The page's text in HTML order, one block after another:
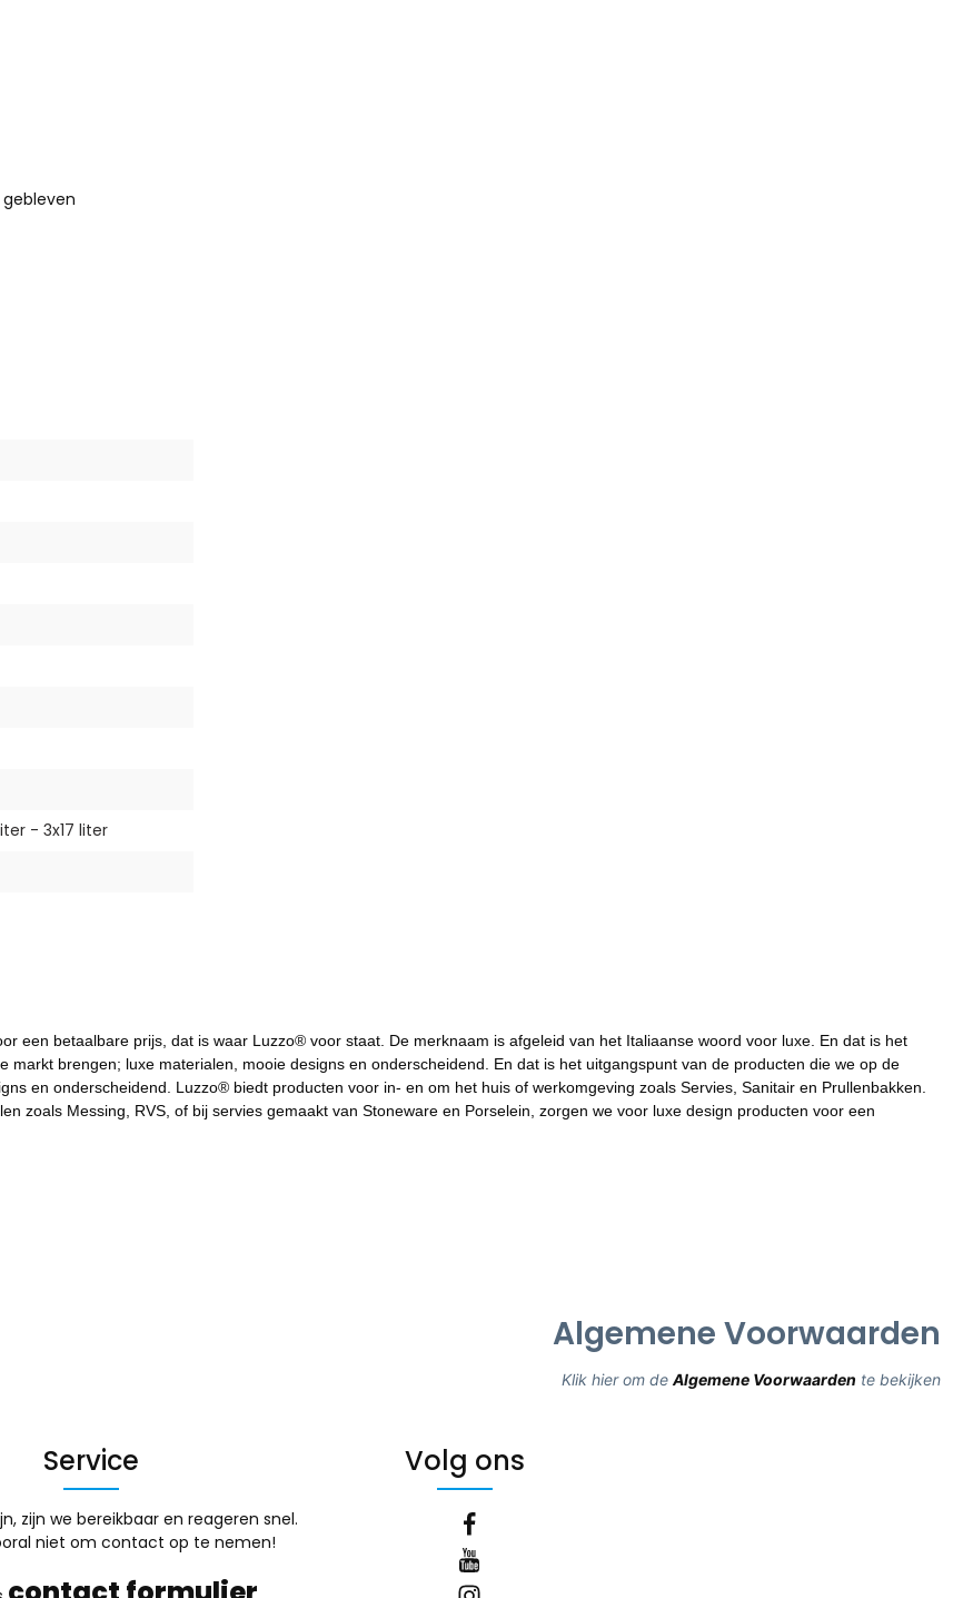
- 3x17 liter
een betaalbare prijs, dat is waar Luzzo® voor staat. De merknaam is afgeleid van het Italiaanse woord voor luxe. En dat is het
markt brengen; luxe materialen, mooie designs en onderscheidend. En dat is het uitgangspunt van de producten die we op de
en onderscheidend. Luzzo® biedt producten voor in- en om het huis of werkomgeving zoals Servies, Sanitair en Prullenbakken.
zoals Messing, RVS, of bij servies gemaakt van Stoneware en Porselein, zorgen we voor luxe design producten voor een
Algemene Voorwaarden
Klik hier om de Algemene Voorwaarden te bekijken
Volg ons
Service
zijn we bereikbaar en reageren snel.
niet om contact op te nemen!